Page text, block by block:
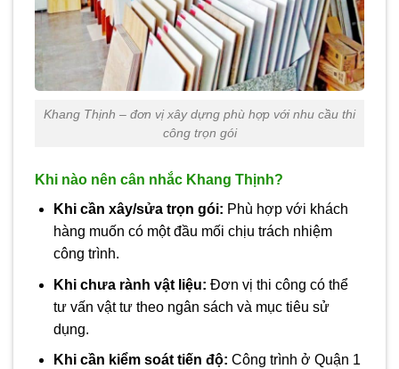
Khang Thịnh – đơn vị xây dựng phù hợp với nhu cầu thi
công trọn gói
Khi nào nên cân nhắc Khang Thịnh?
Khi cần xây/sửa trọn gói: Phù hợp với khách
hàng muốn có một đầu mối chịu trách nhiệm
công trình.
Khi chưa rành vật liệu: Đơn vị thi công có thể
tư vấn vật tư theo ngân sách và mục tiêu sử
dụng.
Khi cần kiểm soát tiến độ: Công trình ở Quận 1